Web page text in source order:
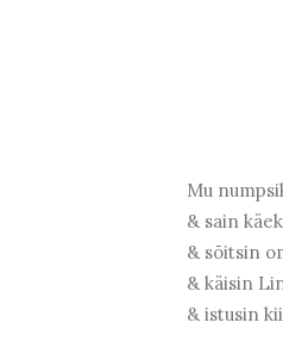
Mu
& sain
& sõitsin
& käisin
& istusin